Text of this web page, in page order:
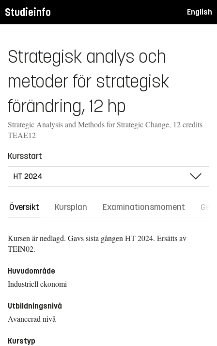
Studieinfo English
Strategisk analys och
metoder för strategisk
förändring, 12 hp
Strategic Analysis and Methods for Strategic Change, 12 credits
TEAE12
Kursstart
Översikt Kursplan Examinationsmoment
Kursen är nedlagd. Gavs sista gången HT 2024. Ersätts av
TEIN02.
Huvudområde
Industriell ekonomi
Utbildningsnivå
Avancerad nivå
Kurstyp